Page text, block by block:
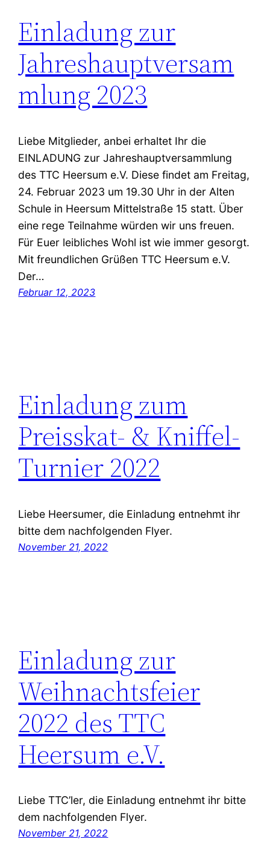
Einladung zur
Jahreshauptversam
mlung 2023
Liebe Mitglieder, anbei erhaltet Ihr die
EINLADUNG zur Jahreshauptversammlung
des TTC Heersum e.V. Diese findet am Freitag,
24. Februar 2023 um 19.30 Uhr in der Alten
Schule in Heersum Mittelstraße 15 statt. Über
eine rege Teilnahme würden wir uns freuen.
Für Euer leibliches Wohl ist wie immer gesorgt.
Mit freundlichen Grüßen TTC Heersum e.V.
Der…
Februar 12, 2023
Einladung zum
Preisskat- & Kniffel-
Turnier 2022
Liebe Heersumer, die Einladung entnehmt ihr
bitte dem nachfolgenden Flyer.
November 21, 2022
Einladung zur
Weihnachtsfeier
2022 des TTC
Heersum e.V.
Liebe TTC’ler, die Einladung entnehmt ihr bitte
dem nachfolgenden Flyer.
November 21, 2022